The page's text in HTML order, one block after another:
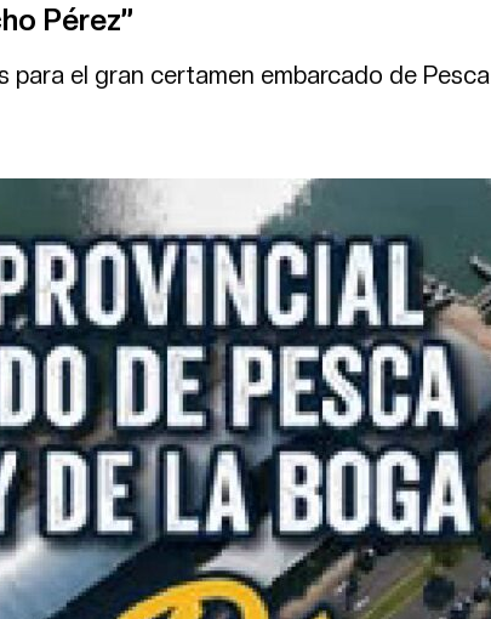
Pérez”
para el gran certamen embarcado de Pesca